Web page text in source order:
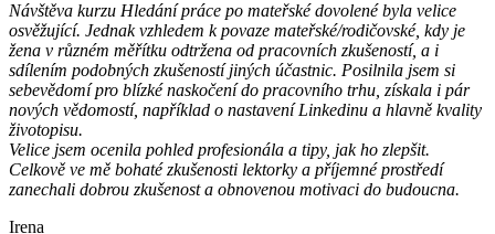
Návštěva kurzu Hledání práce po mateřské dovolené byla velice
osvěžující. Jednak vzhledem k povaze mateřské/rodičovské, kdy je
žena v různém měřítku odtržena od pracovních zkušeností, a i
sdílením podobných zkušeností jiných účastnic. Posilnila jsem si
sebevědomí pro blízké naskočení do pracovního trhu, získala i pár
nových vědomostí, například o nastavení Linkedinu a hlavně kvality
životopisu.
Velice jsem ocenila pohled profesionála a tipy, jak ho zlepšit.
Celkově ve mě bohaté zkušenosti lektorky a příjemné prostředí
zanechali dobrou zkušenost a obnovenou motivaci do budoucna.
Irena